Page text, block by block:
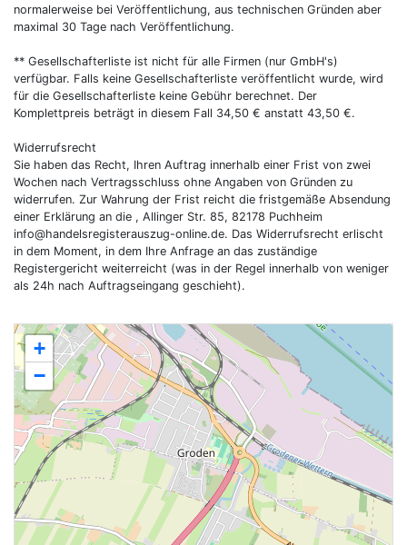
+
−
normalerweise bei Veröffentlichung, aus technischen Gründen aber
maximal 30 Tage nach Veröffentlichung.
** Gesellschafterliste ist nicht für alle Firmen (nur GmbH's)
verfügbar. Falls keine Gesellschafterliste veröffentlicht wurde, wird
für die Gesellschafterliste keine Gebühr berechnet. Der
Komplettpreis beträgt in diesem Fall 34,50 € anstatt 43,50 €.
Widerrufsrecht
Sie haben das Recht, Ihren Auftrag innerhalb einer Frist von zwei
Wochen nach Vertragsschluss ohne Angaben von Gründen zu
widerrufen. Zur Wahrung der Frist reicht die fristgemäße Absendung
einer Erklärung an die , Allinger Str. 85, 82178 Puchheim
info@handelsregisterauszug-online.de. Das Widerrufsrecht erlischt
in dem Moment, in dem Ihre Anfrage an das zuständige
Registergericht weiterreicht (was in der Regel innerhalb von weniger
als 24h nach Auftragseingang geschieht).